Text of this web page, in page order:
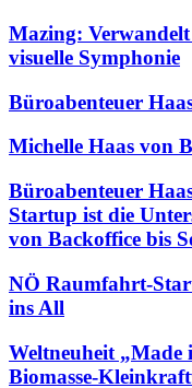
Mazing:
visuelle Symphonie
Büroabenteuer
Michelle Haas von
Büroabenteuer
Startup ist die
von Backoffice bis
NÖ Raumfahrt-
ins All
Weltneuheit „Made
Biomasse-